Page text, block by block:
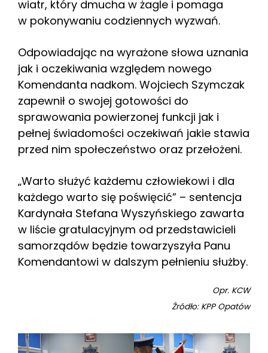
wiatr, który dmucha w żagle i pomaga
w pokonywaniu codziennych wyzwań.
Odpowiadając na wyrażone słowa uznania
jak i oczekiwania względem nowego
Komendanta nadkom. Wojciech Szymczak
zapewnił o swojej gotowości do
sprawowania powierzonej funkcji jak i
pełnej świadomości oczekiwań jakie stawia
przed nim społeczeństwo oraz przełożeni.
„Warto służyć każdemu człowiekowi i dla
każdego warto się poświęcić” – sentencja
Kardynała Stefana Wyszyńskiego zawarta
w liście gratulacyjnym od przedstawicieli
samorządów będzie towarzyszyła Panu
Komendantowi w dalszym pełnieniu służby.
Opr. KCW
Źródło: KPP Opatów